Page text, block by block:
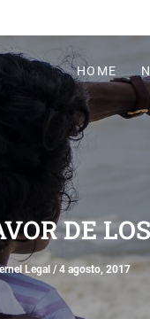
HOME
DE
Legal /4 agosto, 2017